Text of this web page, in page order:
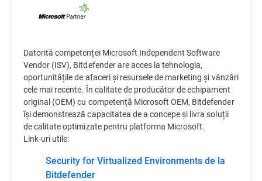
Datorită competenței Microsoft Independent Software
Vendor (ISV), Bitdefender are acces la tehnologia,
oportunitățile de afaceri și resursele de marketing și vânzări
cele mai recente. În calitate de producător de echipament
original (OEM) cu competență Microsoft OEM, Bitdefender
își demonstrează capacitatea de a concepe și livra soluții
de calitate optimizate pentru platforma Microsoft.
Link-uri utile:
Security for Virtualized Environments de la
Bitdefender